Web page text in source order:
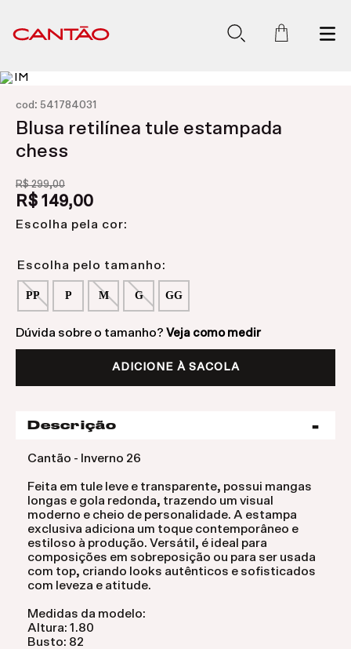
cod : 541784031
Blusa retilínea tule estampada
chess
R$ 299,00
R$ 149,00
Escolha pela cor:
PP P M G GG
Dúvida sobre o tamanho? Veja como medir
ADICIONE À SACOLA
Descrição
Cantão - Inverno 26
Feita em tule leve e transparente, possui mangas
longas e gola redonda, trazendo um visual
moderno e cheio de personalidade. A estampa
exclusiva adiciona um toque contemporâneo e
estiloso à produção. Versátil, é ideal para
composições em sobreposição ou para ser usada
com top, criando looks autênticos e sofisticados
com leveza e atitude.
Medidas da modelo:
Altura: 1.80
Busto: 82